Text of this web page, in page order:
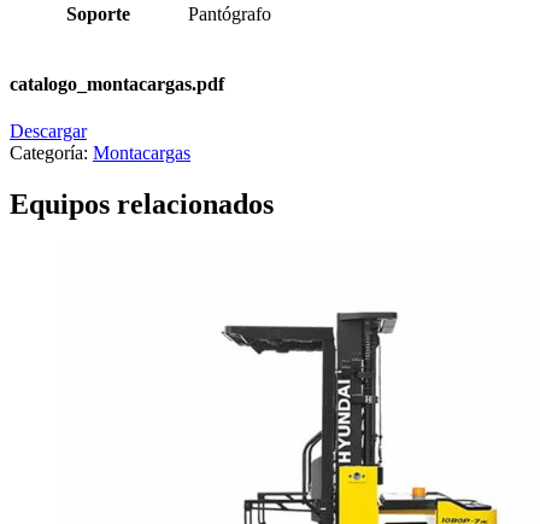
Soporte Pantógrafo
catalogo_montacargas.pdf
Descargar
Categoría: Montacargas
Equipos relacionados